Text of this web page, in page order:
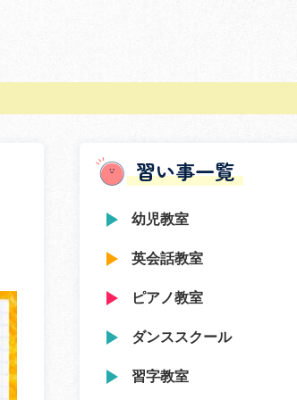
習い事一覧
幼児教室
英会話教室
ピアノ教室
ダンススクール
習字教室